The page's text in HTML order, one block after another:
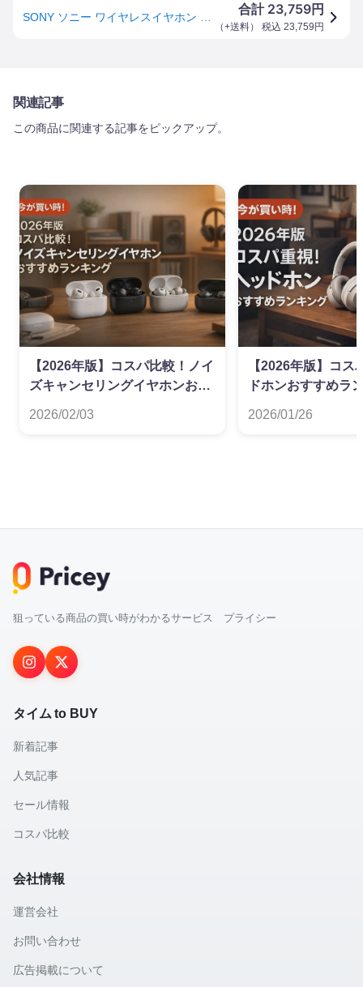
合計 23,759円
（+送料） 税込 23,759 円
関連記事
この商品に関連する記事をピックアップ。
【2026年版】コスパ比較！ノイ
ズキャンセリングイヤホンおす
2026/02/03
【2026年版】コス
ドホンおすすめラ
2026/01/26
狙っている商品の買い時がわかるサービス プライシー
タイム to BUY
新着記事
人気記事
セール情報
コスパ比較
会社情報
運営会社
お問い合わせ
広告掲載について